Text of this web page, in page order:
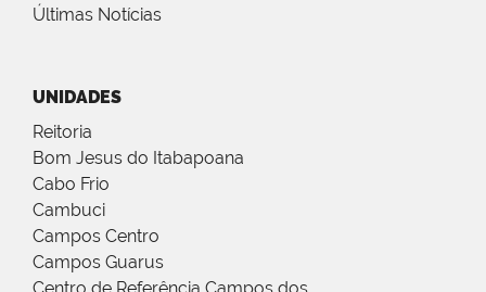
Últimas Notícias
UNIDADES
Reitoria
Bom Jesus do Itabapoana
Cabo Frio
Cambuci
Campos Centro
Campos Guarus